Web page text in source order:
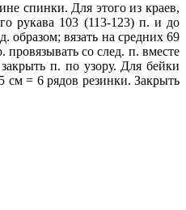
спинки. Для этого из краев,
рукава 103 (113-123) п. и до
образом; вязать на средних 69
со след. п. вместе
п. по узору. Для бейки
см = 6 рядов резинки. Закрыть